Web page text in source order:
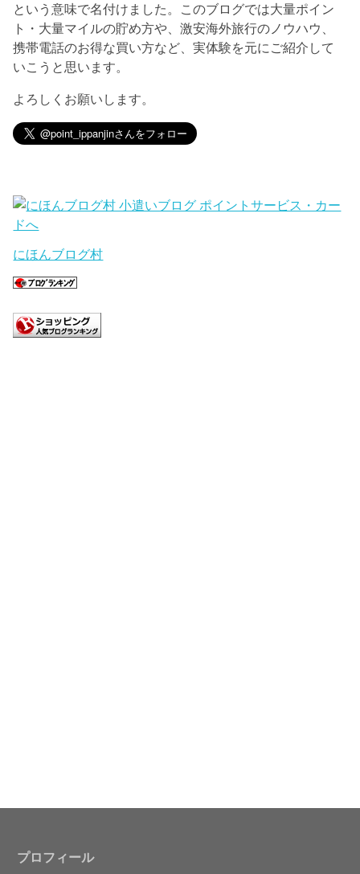
という意味で名付けました。このブログでは大量ポイン
ト・大量マイルの貯め方や、激安海外旅行のノウハウ、
携帯電話のお得な買い方など、実体験を元にご紹介して
いこうと思います。
よろしくお願いします。
にほんブログ村
プロフィール